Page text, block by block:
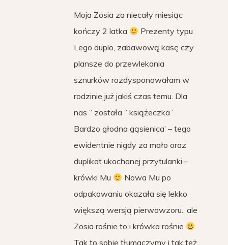
Moja Zosia za niecały miesiąc
kończy 2 latka
Prezenty typu
Lego duplo, zabawową kasę czy
plansze do przewlekania
sznurków rozdysponowałam w
rodzinie już jakiś czas temu. Dla
nas ” została ” książeczka ’
Bardzo głodna gąsienica’ – tego
ewidentnie nigdy za mało oraz
duplikat ukochanej przytulanki –
krówki Mu
Nowa Mu po
odpakowaniu okazała się lekko
większą wersją pierwowzoru.. ale
Zosia rośnie to i krówka rośnie
Tak to sobie tłumaczymy i tak też